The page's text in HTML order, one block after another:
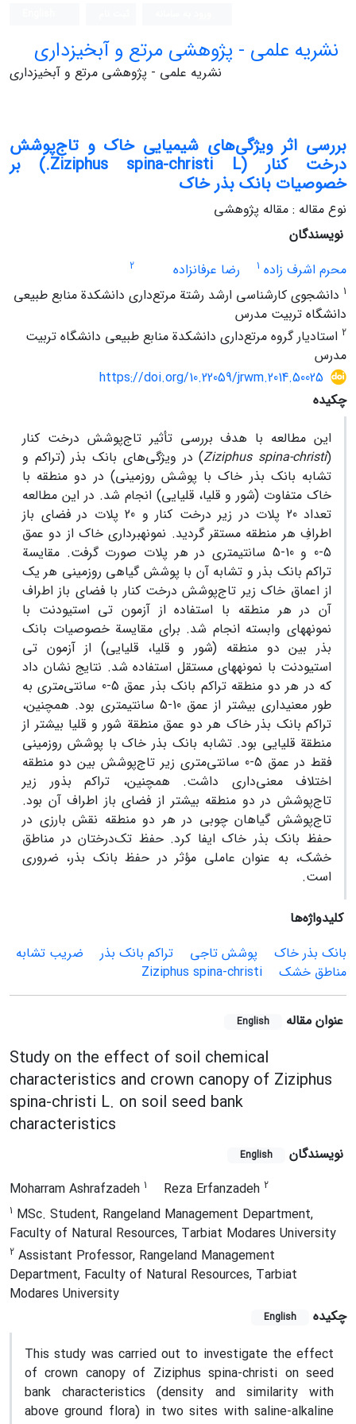
نشریه علمی - پژوهشی مرتع و آبخیزداری
نشریه علمی - پژوهشی مرتع و آبخیزداری
بررسی اثر ویژگی‌های شیمیایی خاک و تاج‌پوشش
درخت کنار (Ziziphus spina-christi L.) بر
خصوصیات بانک بذر خاک
نوع مقاله : مقاله پژوهشی
نویسندگان
محرم اشرف زاده 1 رضا عرفانزاده
2
1 دانشجوی کارشناسی ارشد رشتة مرتع‌داری دانشکدة منابع طبیعی
دانشگاه تربیت مدرس
2 استادیار گروه مرتع‌داری دانشکدة منابع طبیعی دانشگاه تربیت
مدرس
https://doi.org/10.22059/jrwm.2014.50025
چکیده
این مطالعه با هدف بررسی تأثیر تاج‌پوشش درخت کنار
(
Ziziphus spina-christi) در ویژگی‌های بانک بذر (تراکم و
تشابه بانک بذر خاک با پوشش روزمینی) در دو منطقه با
خاک متفاوت (شور و قلیا، قلیایی) انجام شد. در این مطالعه
تعداد 20 پلات در زیر درخت کنار و 20 پلات در فضای باز
اطرافِ هر منطقه مستقر گردید. نمونه‏برداری خاک از دو عمق
5-0 و 10-5 سانتی‏متری در هر پلات صورت گرفت. مقایسة
تراکم بانک بذر و تشابه آن با پوشش گیاهی روزمینی هر یک
از اعماق خاک زیر تاج‌پوشش درخت کنار با فضای باز اطراف
آن در هر منطقه با استفاده از آزمون تی استیودنت با
نمونه‏های وابسته انجام شد. برای مقایسة خصوصیات بانک
بذر بین دو منطقه (شور و قلیا، قلیایی) از آزمون تی
استیودنت با نمونه‏های مستقل استفاده شد. نتایج نشان داد
که در هر دو منطقه تراکم بانک بذر عمق 5-0 سانتی‌متری به
طور معنی‏داری بیشتر از عمق 10-5 سانتی‏متری بود. همچنین،
تراکم بانک بذر خاک هر دو عمق منطقة شور و قلیا بیشتر از
منطقة قلیایی بود. تشابه بانک بذر خاک با پوشش روزمینی
فقط در عمق 5-0 سانتی‌متری زیر تاج‌پوشش بین دو منطقه
اختلاف معنی‌داری داشت. همچنین، تراکم بذور زیر
تاج‌پوشش در دو منطقه بیشتر از فضای باز اطراف آن بود.
تاج‌پوشش گیاهان چوبی در هر دو منطقه نقش بارزی در
حفظ بانک بذر خاک ایفا کرد. حفظ تک‌درختان در مناطق
خشک، به عنوان عاملی مؤثر در حفظ بانک بذر، ضروری
است.
کلیدواژه‌ها
بانک بذر خاک
پوشش تاجی تراکم بانک بذر
ضریب تشابه
مناطق خشک
Ziziphus spina-christi
عنوان مقاله English
Study on the effect of soil chemical
characteristics and crown canopy of Ziziphus
spina-christi L. on soil seed bank
characteristics
نویسندگان English
Moharram Ashrafzadeh 1 Reza Erfanzadeh 2
1 MSc. Student, Rangeland Management Department,
Faculty of Natural Resources, Tarbiat Modares University
2 Assistant Professor, Rangeland Management
Department, Faculty of Natural Resources, Tarbiat
Modares University
چکیده
English
This study was carried out to investigate the effect
of crown canopy of Ziziphus spina-christi on seed
bank characteristics (density and similarity with
above ground flora) in two sites with saline-alkaline